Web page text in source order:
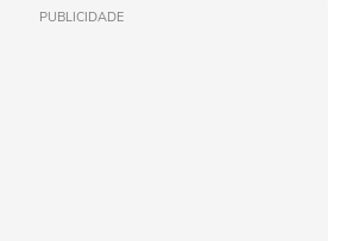
PUBLICIDADE